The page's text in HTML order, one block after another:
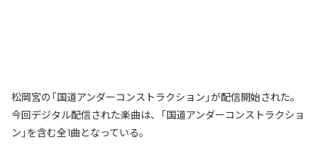
松岡宮の「国道アンダーコンストラクション」が配信開始された。
今回デジタル配信された楽曲は、「国道アンダーコンストラクショ
ン」を含む全1曲となっている。